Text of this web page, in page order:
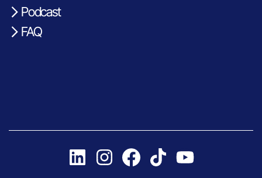
Podcast
FAQ